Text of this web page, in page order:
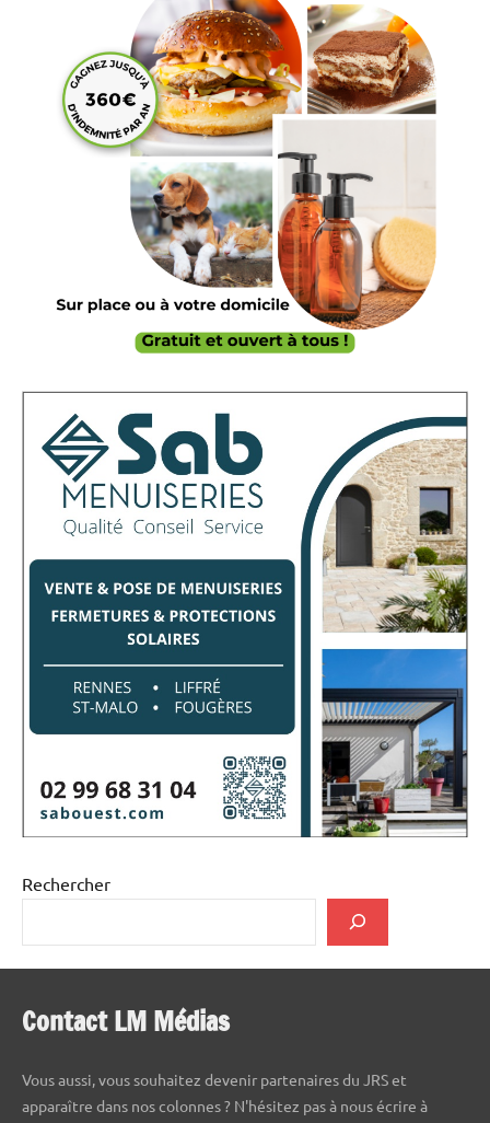
Rechercher
Contact LM Médias
Vous aussi, vous souhaitez devenir partenaires du JRS et
apparaître dans nos colonnes ? N'hésitez pas à nous écrire à